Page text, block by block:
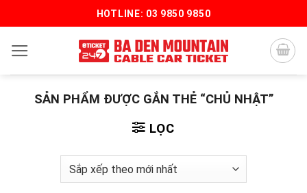
qua
nội
HOTLINE: 03 9850 9850
SẢN PHẨM ĐƯỢC GẮN THẺ “CHỦ NHẬT”
LỌC